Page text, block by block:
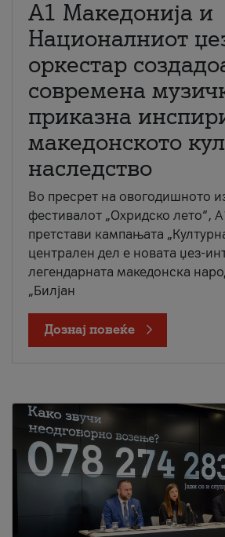
А1 Македонија и
Националниот
оркестар
современа
приказна
македонското
наследство
Во пресрет на овогодишното
фестивалот „Охридско лето“,
претстави кампањата
централен дел е новата џез-
легендарната македонска
„Билјан
Дознај повеќе